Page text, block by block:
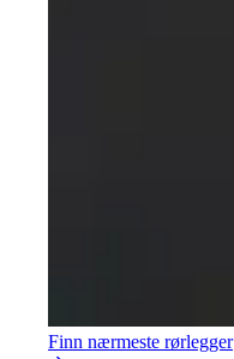
Finn nærmeste rørlegger